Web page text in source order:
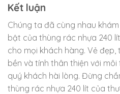
Kết luận
Chúng ta đã cùng nhau
bật của thùng rác nhựa 240
cho mọi khách hàng. Vẻ
bền và tính thân thiện với
quý khách hài lòng. Đừng
thùng rác nhựa 240 lít của